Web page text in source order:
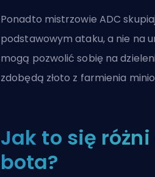
Ponadto mistrzowie ADC
podstawowym ataku, a nie na
mogą pozwolić sobię na
zdobędą złoto z farmienia
Jak to się
bota?